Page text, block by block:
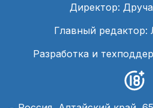
Директор:
Главный редактор:
Разработка и